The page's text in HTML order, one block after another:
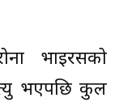
भाइरसको
भएपछि कुल